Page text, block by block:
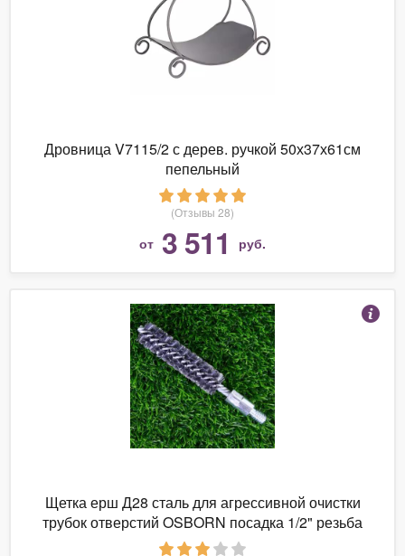
Дровница V7115/2 с дерев. ручкой 50х37х61см
пепельный
(Отзывы 28)
от 3 511 руб.
Щетка ерш Д28 сталь для агрессивной очистки
трубок отверстий OSBORN посадка 1/2" резьба
BSW (код 21-028)